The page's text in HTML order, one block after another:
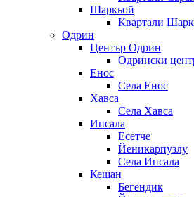
Шаркьой
Квартали
Одрин
Център Одрин
Одрински
Енос
Села Енос
Хавса
Села Хавса
Ипсала
Есетче
Йеникарпузлу
Села Ипсала
Кешан
Бегендик